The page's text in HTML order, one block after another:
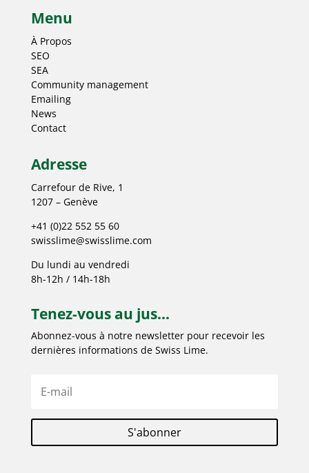
Menu
À Propos
SEO
SEA
Community management
Emailing
News
Contact
Adresse
Carrefour de Rive, 1
1207 – Genève
+41 (0)22 552 55 60
swisslime@swisslime.com
Du lundi au vendredi
8h-12h / 14h-18h
Tenez-vous au jus...
Abonnez-vous à notre newsletter pour recevoir les
dernières informations de Swiss Lime.
S'abonner